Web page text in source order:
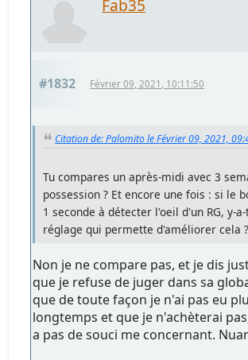
Fab35
#1832 Février 09, 2021, 10:11:50
Citation de: Palomito le Février 09, 2021,
Tu compares un après-midi avec 3
possession ? Et encore une fois : si le
1 seconde à détecter l'oeil d'un RG, y-
réglage qui permette d'améliorer cela ?
Non je ne compare pas, et je dis
que je refuse de juger dans sa
que de toute façon je n'ai pas eu
longtemps et que je n'achèterai
a pas de souci me concernant.